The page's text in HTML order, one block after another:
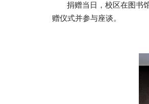
捐赠当日，校区在图书
赠仪式并参与座谈。